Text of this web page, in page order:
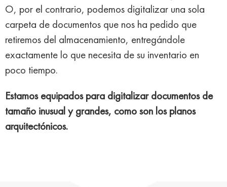
O, por el contrario, podemos digitalizar una sola
carpeta de documentos que nos ha pedido que
retiremos del almacenamiento, entregándole
exactamente lo que necesita de su inventario en
poco tiempo.
Estamos equipados para digitalizar documentos de
tamaño inusual y grandes, como son los planos
arquitectónicos.